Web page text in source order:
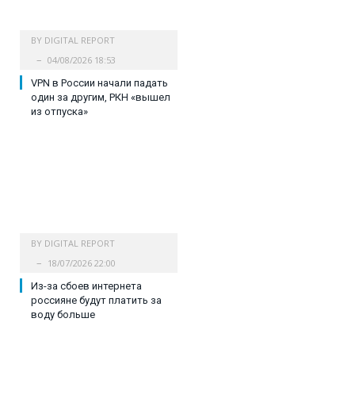
BY DIGITAL REPORT
04/08/2026 18:53
VPN в России начали падать
один за другим, РКН «вышел
из отпуска»
BY DIGITAL REPORT
18/07/2026 22:00
Из-за сбоев интернета
россияне будут платить за
воду больше